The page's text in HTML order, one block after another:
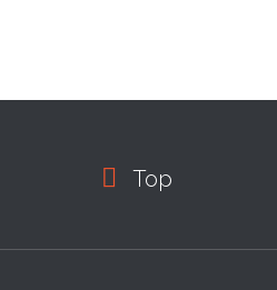
 Top